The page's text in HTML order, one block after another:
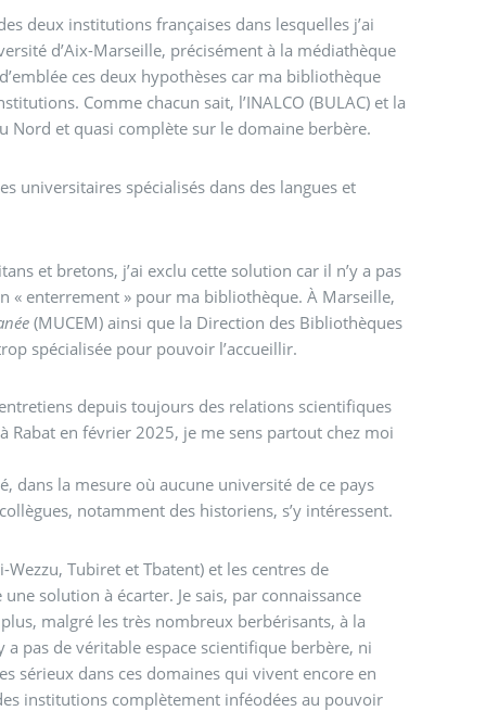
deux institutions françaises dans lesquelles j’ai
d’Aix-Marseille, précisément à la médiathèque
ces deux hypothèses car ma bibliothèque
Comme chacun sait, l’INALCO (BULAC) et la
Nord et quasi complète sur le domaine berbère.
universitaires spécialisés dans des langues et
et bretons, j’ai exclu cette solution car il n’y a pas
« enterrement » pour ma bibliothèque. À Marseille,
(MUCEM) ainsi que la Direction des Bibliothèques
spécialisée pour pouvoir l’accueillir.
depuis toujours des relations scientifiques
Rabat en février 2025, je me sens partout chez moi
dans la mesure où aucune université de ce pays
notamment des historiens, s’y intéressent.
Tubiret et Tbatent) et les centres de
solution à écarter. Je sais, par connaissance
malgré les très nombreux berbérisants, à la
pas de véritable espace scientifique berbère, ni
sérieux dans ces domaines qui vivent encore en
institutions complètement inféodées au pouvoir